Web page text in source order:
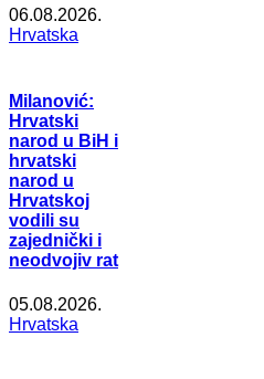
06.08.2026.
Hrvatska
Milanović:
Hrvatski
narod u BiH i
hrvatski
narod u
Hrvatskoj
vodili su
zajednički i
neodvojiv rat
05.08.2026.
Hrvatska